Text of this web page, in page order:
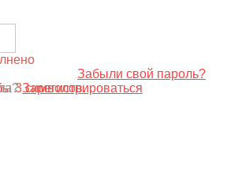
3 символов.
Забыли свой пароль?
Зарегистрироваться